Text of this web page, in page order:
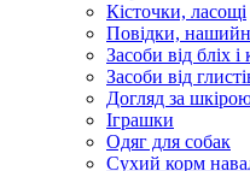
Кісточки, ласощі
Повідки,
Засоби від бліх і
Засоби від
Догляд за
Іграшки
Одяг для собак
Сухий корм